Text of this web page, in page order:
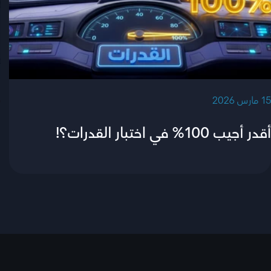
‫15 مارس 2026‬
أقدر أجيب 100% في اختبار القدرات؟!